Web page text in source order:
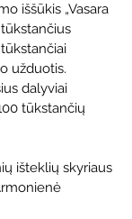
iššūkis „Vasara
užduotis.
dalyviai
tūkstančių
išteklių skyriaus